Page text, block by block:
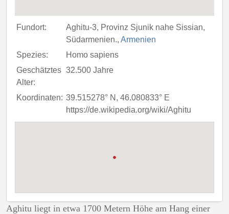
Fundort:
Aghitu-3, Provinz Sjunik nahe Sissian,
Südarmenien., Armenien
Spezies:
Homo sapiens
Geschätztes
Alter:
32.500 Jahre
Koordinaten: 39.515278° N, 46.080833° E
https://de.wikipedia.org/wiki/Aghitu
Aghitu liegt in etwa 1700 Metern Höhe am Hang einer